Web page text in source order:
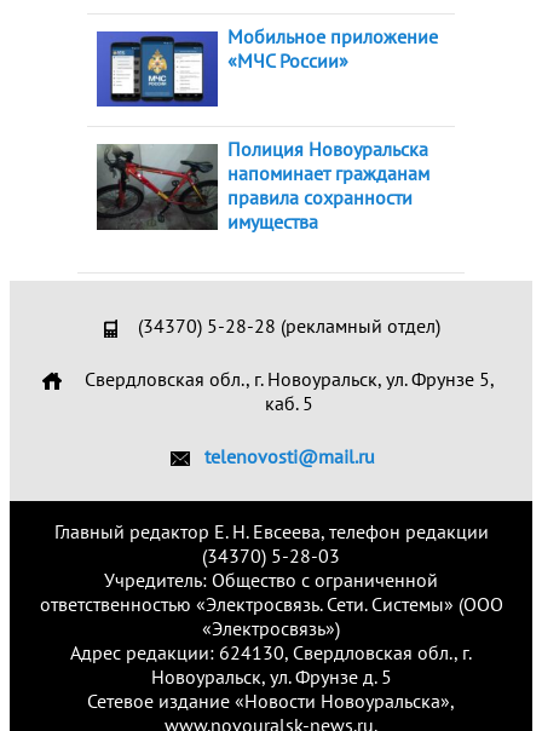
Мобильное приложение
«МЧС России»
Полиция Новоуральска
напоминает гражданам
правила сохранности
имущества
(34370) 5-28-28 (рекламный отдел)
Свердловская обл., г. Новоуральск, ул. Фрунзе 5,
каб. 5
telenovosti@mail.ru
Главный редактор Е. Н. Евсеева, телефон редакции
(34370) 5-28-03
Учредитель: Общество с ограниченной
ответственностью «Электросвязь. Сети. Системы» (ООО
«Электросвязь»)
Адрес редакции: 624130, Свердловская обл., г.
Новоуральск, ул. Фрунзе д. 5
Сетевое издание «Новости Новоуральска»,
www.novouralsk-news.ru.